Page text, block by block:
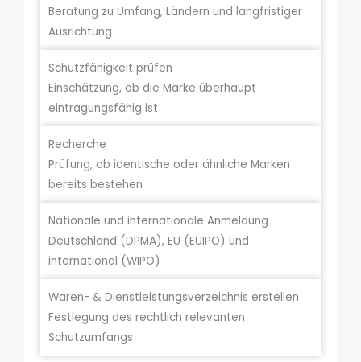
Beratung zu Umfang, Ländern und langfristiger
Ausrichtung
Schutzfähigkeit prüfen
Einschätzung, ob die Marke überhaupt
eintragungsfähig ist
Recherche
Prüfung, ob identische oder ähnliche Marken
bereits bestehen
Nationale und internationale Anmeldung
Deutschland (DPMA), EU (EUIPO) und
international (WIPO)
Waren- & Dienstleistungsverzeichnis erstellen
Festlegung des rechtlich relevanten
Schutzumfangs